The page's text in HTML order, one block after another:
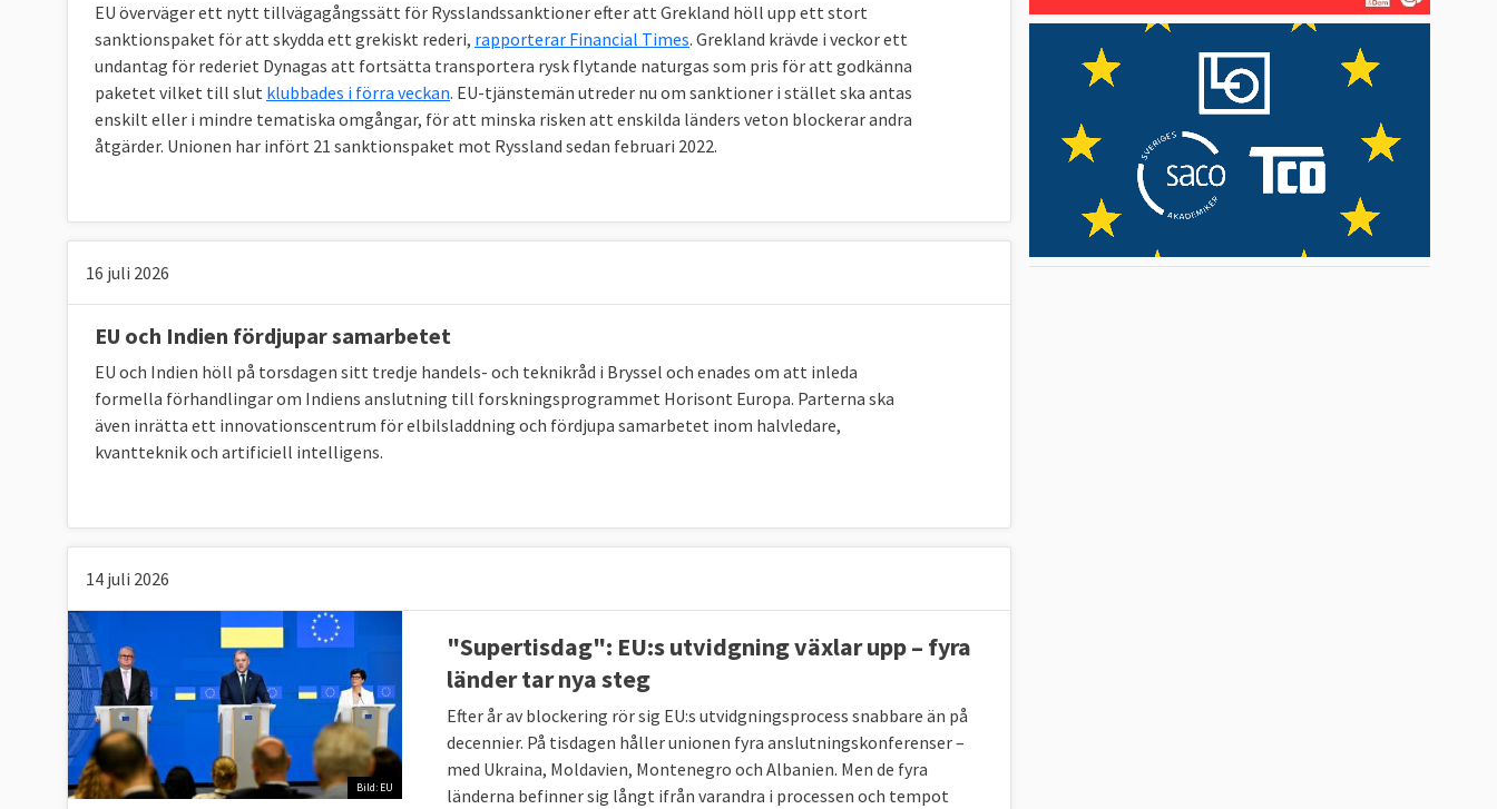
EU överväger ett nytt tillvägagångssätt för Rysslandssanktioner efter att Grekland höll upp ett stort
sanktionspaket för att skydda ett grekiskt rederi, rapporterar Financial Times. Grekland krävde i veckor ett
undantag för rederiet Dynagas att fortsätta transportera rysk flytande naturgas som pris för att godkänna
paketet vilket till slut klubbades i förra veckan. EU-tjänstemän utreder nu om sanktioner i stället ska antas
enskilt eller i mindre tematiska omgångar, för att minska risken att enskilda länders veton blockerar andra
åtgärder. Unionen har infört 21 sanktionspaket mot Ryssland sedan februari 2022.
16 juli 2026
EU och Indien fördjupar samarbetet
EU och Indien höll på torsdagen sitt tredje handels- och teknikråd i Bryssel och enades om att inleda
formella förhandlingar om Indiens anslutning till forskningsprogrammet Horisont Europa. Parterna ska
även inrätta ett innovationscentrum för elbilsladdning och fördjupa samarbetet inom halvledare,
kvantteknik och artificiell intelligens.
14 juli 2026
Bild: EU
"Supertisdag": EU:s utvidgning växlar upp – fyra
länder tar nya steg
Efter år av blockering rör sig EU:s utvidgningsprocess snabbare än på
decennier. På tisdagen håller unionen fyra anslutningskonferenser –
med Ukraina, Moldavien, Montenegro och Albanien. Men de fyra
länderna befinner sig långt ifrån varandra i processen och tempot